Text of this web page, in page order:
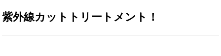
紫外線カットトリートメント！